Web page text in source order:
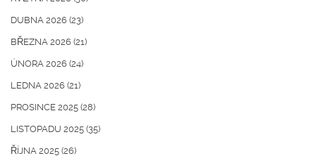
DUBNA 2026 (23)
BŘEZNA 2026 (21)
ÚNORA 2026 (24)
LEDNA 2026 (21)
PROSINCE 2025 (28)
LISTOPADU 2025 (35)
ŘÍJNA 2025 (26)